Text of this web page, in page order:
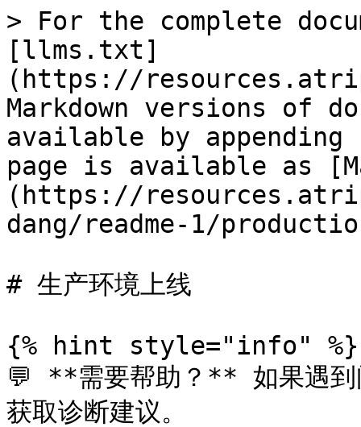
> For the complete
[llms.txt]
(https://
Markdown versions of
available by
page is available as
(https://
dang/readme-1/
# 生产环境上线
{% hint style="info" %}
💬 **需要帮助？** 如果遇到
获取诊断建议。